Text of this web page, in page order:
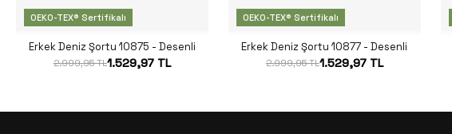
OEKO-TEX® Sertifikalı
Erkek Deniz Şortu 10875 - Desenli
2.999,95 TL1.529,97 TL
OEKO-TEX® Sertifikalı
Erkek Deniz Şortu 10877 - Desenli
2.999,95 TL1.529,97 TL